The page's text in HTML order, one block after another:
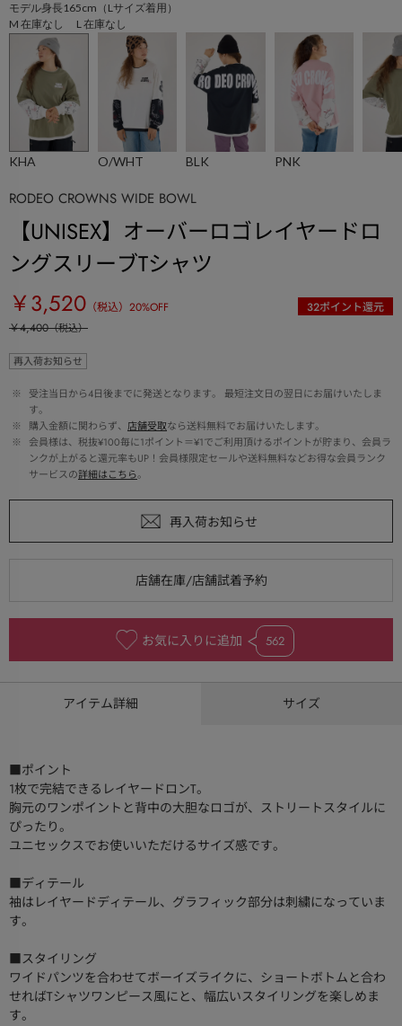
モデル身長165cm（Lサイズ着用）
M 在庫なし L 在庫なし
KHA O/WHT BLK PNK
RODEO CROWNS WIDE BOWL
【UNISEX】オーバーロゴレイヤードロ
ングスリーブTシャツ
￥3,520 （税込） 20%OFF 32ポイント還元
￥4,400（税込）
再入荷お知らせ
※
受注当日から4日後までに発送となります。 最短注文日の翌日にお届けいたしま
す。
※
購入金額に関わらず、 店舗受取なら送料無料でお届けいたします。
※
会員様は、税抜¥100毎に1ポイント＝¥1でご利用頂けるポイントが貯まり、会員ラ
ンクが上がると還元率もUP！会員様限定セールや送料無料などお得な会員ランク
サービスの詳細はこちら。
お気に入りに追加 562
アイテム詳細 サイズ
■ポイント
1枚で完結できるレイヤードロンT。
胸元のワンポイントと背中の大胆なロゴが、ストリートスタイルに
ぴったり。
ユニセックスでお使いいただけるサイズ感です。
■ディテール
袖はレイヤードディテール、グラフィック部分は刺繍になっていま
す。
■スタイリング
ワイドパンツを合わせてボーイズライクに、ショートボトムと合わ
せればTシャツワンピース風にと、幅広いスタイリングを楽しめま
す。